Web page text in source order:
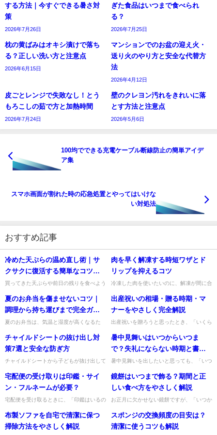
する方法｜今すぐできる暑さ対
策
2026年7月26日
ぎた食品はいつまで食べられ
る？
2026年7月25日
枕の黄ばみはオキシ漬けで落ち
る？正しい洗い方と注意点
2026年6月15日
マンションでのお盆の迎え火・
送り火のやり方と安全な代替方
法
2026年4月12日
皮ごとレンジで失敗なし！とう
もろこしの茹で方と加熱時間
2026年7月24日
壁のクレヨン汚れをきれいに落
とす方法と注意点
2026年5月6日
100均でできる充電ケーブル断線防止の簡単アイデ
ア集
スマホ画面が割れた時の応急処置とやってはいけな
い対処法
おすすめ記事
冷めた天ぷらの温め直し術｜サ
クサクに復活する簡単なコツと
手順
買ってきた天ぷらや前日の残りを食べよう
たことはありませんか。私も、せっかくの
天ぷらをおいしく食べたいの...
肉を早く解凍する時短ワザとド
リップを抑えるコツ
冷凍した肉を使いたいのに、解凍が間に合
は、やみくもに常温へ置くよりも、ドリッ
プをできるだけ抑えながら早...
夏のお弁当を傷ませないコツ｜
調理から持ち運びまで完全ガイ
ド
夏のお弁当は、気温と湿度が高くなるた
すね。私もお弁当を作るときは、食材選び
だけでなく、調理前の手洗いか...
出産祝いの相場・贈る時期・マ
ナーをやさしく完全解説
出産祝いを贈ろうと思ったとき、「いくら
ない？」「現金と品物はどちらがいい
の？」と迷いますよね。私もお祝...
チャイルドシートの抜け出し対
策7選と安全な防ぎ方
チャイルドシートから子どもが抜け出して
よね。私も「どうして今外すの？」と焦る
気持ち、よく分かります。ま...
暑中見舞いはいつからいつま
で？失礼にならない時期と書き
方
暑中見舞いを出したいと思っても、「いつ
い？」と迷いますよね。私も季節のあいさ
つ状は、言葉や時期を間違え...
宅配便の受け取りは印鑑・サイ
ン・フルネームが必要？
宅配便を受け取るときに、「印鑑はいるの
ダメ？」と迷うことがありますよね。とく
に急いで玄関に出たときは、...
鏡餅はいつまで飾る？期間と正
しい食べ方をやさしく解説
お正月に欠かせない鏡餅ですが、「いつか
べるのが正しいの？」と迷うことがありま
すよね。私も毎年なんとなく...
布製ソファを自宅で清潔に保つ
掃除方法をやさしく解説
スポンジの交換頻度の目安は？
清潔に使うコツも解説